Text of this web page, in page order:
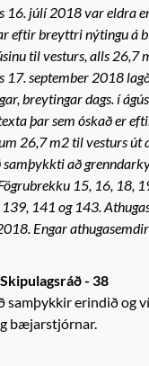
16. júlí 2018 var eldra
eftir breyttri nýtingu á
til vesturs, alls 26,7
17. september 2018
breytingar dags. í
þar sem óskað er
26,7 m2 til vesturs út
samþykkti að
15, 16, 18,
141 og 143.
Engar
- 38
samþykkir erindið og
bæjarstjórnar.